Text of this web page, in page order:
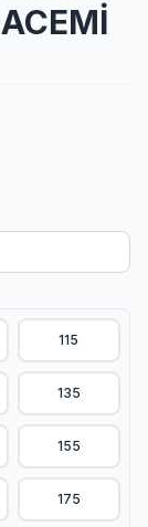
115
135
155
175